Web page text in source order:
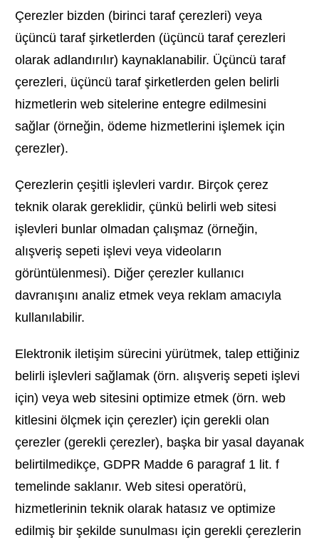
Çerezler bizden (birinci taraf çerezleri) veya
üçüncü taraf şirketlerden (üçüncü taraf çerezleri
olarak adlandırılır) kaynaklanabilir. Üçüncü taraf
çerezleri, üçüncü taraf şirketlerden gelen belirli
hizmetlerin web sitelerine entegre edilmesini
sağlar (örneğin, ödeme hizmetlerini işlemek için
çerezler).
Çerezlerin çeşitli işlevleri vardır. Birçok çerez
teknik olarak gereklidir, çünkü belirli web sitesi
işlevleri bunlar olmadan çalışmaz (örneğin,
alışveriş sepeti işlevi veya videoların
görüntülenmesi). Diğer çerezler kullanıcı
davranışını analiz etmek veya reklam amacıyla
kullanılabilir.
Elektronik iletişim sürecini yürütmek, talep ettiğiniz
belirli işlevleri sağlamak (örn. alışveriş sepeti işlevi
için) veya web sitesini optimize etmek (örn. web
kitlesini ölçmek için çerezler) için gerekli olan
çerezler (gerekli çerezler), başka bir yasal dayanak
belirtilmedikçe, GDPR Madde 6 paragraf 1 lit. f
temelinde saklanır. Web sitesi operatörü,
hizmetlerinin teknik olarak hatasız ve optimize
edilmiş bir şekilde sunulması için gerekli çerezlerin